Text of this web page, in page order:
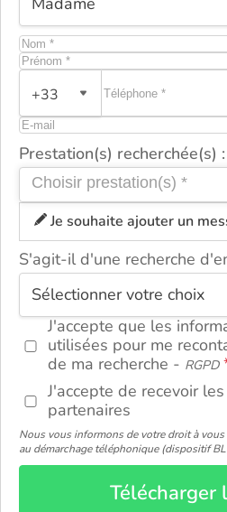
+33
Prestation(s) recherchée(s) :
Je souhaite ajouter un
S'agit-il d'une recherche
J'accepte que les
utilisées pour me
de ma recherche - RGPD
J'accepte de recevoir
partenaires
Nous vous informons de votre droit à
au démarchage téléphonique (dispositif
Télécharger
ou